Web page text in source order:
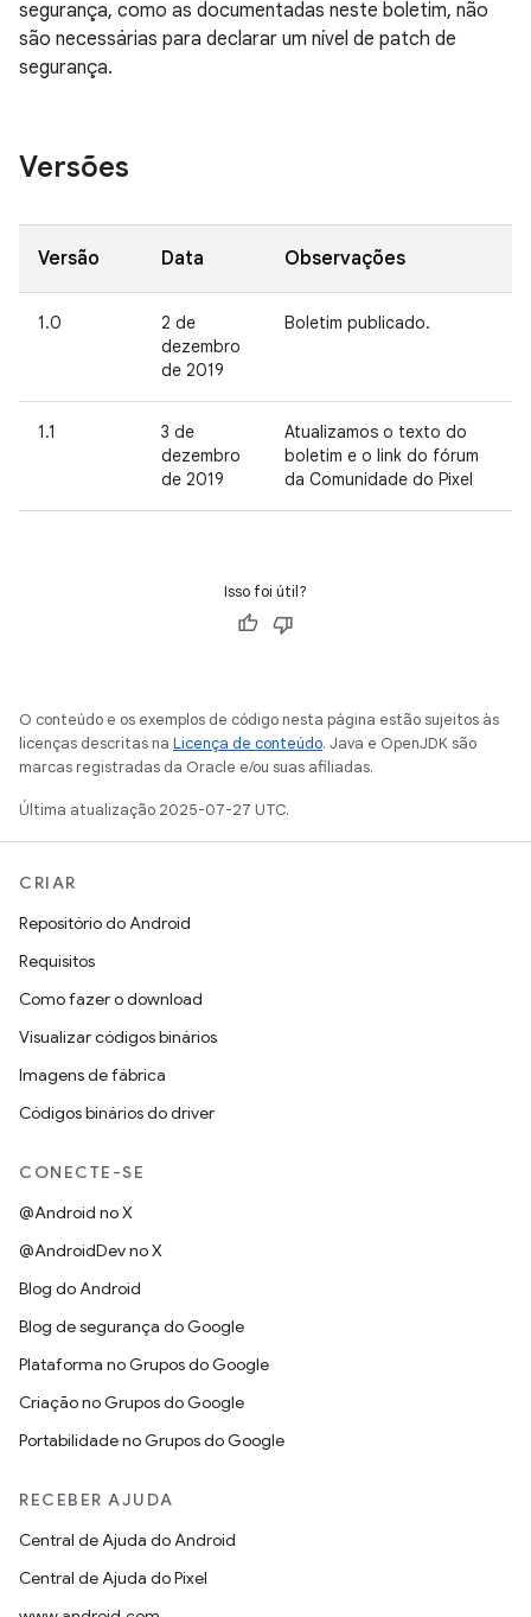
segurança, como as documentadas neste boletim, não
são necessárias para declarar um nível de patch de
segurança.
Versões
Versão Data Observações
1.0
2 de
dezembro
de 2019
Boletim publicado.
1.1
3 de
dezembro
de 2019
Atualizamos o texto do
boletim e o link do fórum
da Comunidade do Pixel
Isso foi útil?
O conteúdo e os exemplos de código nesta página estão sujeitos às
licenças descritas na Licença de conteúdo. Java e OpenJDK são
marcas registradas da Oracle e/ou suas afiliadas.
Última atualização 2025-07-27 UTC.
CRIAR
Repositório do Android
Requisitos
Como fazer o download
Visualizar códigos binários
Imagens de fábrica
Códigos binários do driver
CONECTE-SE
@Android no X
@AndroidDev no X
Blog do Android
Blog de segurança do Google
Plataforma no Grupos do Google
Criação no Grupos do Google
Portabilidade no Grupos do Google
RECEBER AJUDA
Central de Ajuda do Android
Central de Ajuda do Pixel